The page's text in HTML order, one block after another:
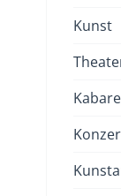
Kunst